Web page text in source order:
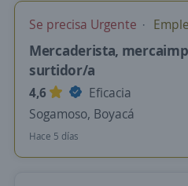
Se precisa Urgente
Mercaderista,
surtidor/a
4,6
Eficacia
Sogamoso, Boyacá
Hace 5 días